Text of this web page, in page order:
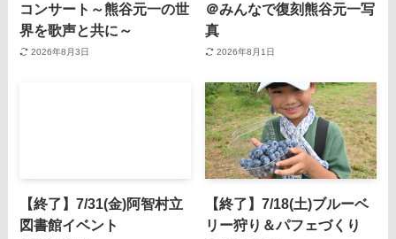
コンサート～熊谷元一の世
界を歌声と共に～
2026年8月3日
＠みんなで復刻熊谷元一写
真
2026年8月1日
【終了】7/31(金)阿智村立
図書館イベント
【終了】7/18(土)ブルーベ
リー狩り＆パフェづくり